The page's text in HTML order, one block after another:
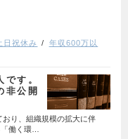
日祝休み
年収600万以
す。
非公開
おり、組織規模の拡大に伴
働く環…